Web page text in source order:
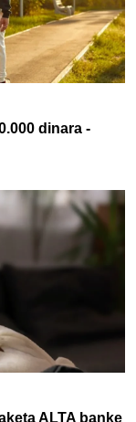
dinara -
ALTA banke